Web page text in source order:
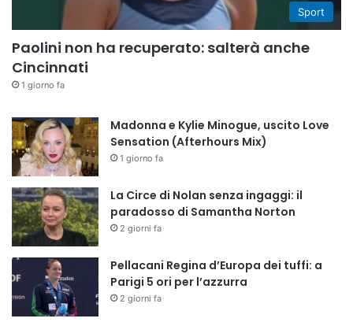
Sport
Paolini non ha recuperato: salterà anche
Cincinnati
1 giorno fa
Madonna e Kylie Minogue, uscito Love
Sensation (Afterhours Mix)
1 giorno fa
La Circe di Nolan senza ingaggi: il
paradosso di Samantha Norton
2 giorni fa
Pellacani Regina d’Europa dei tuffi: a
Parigi 5 ori per l’azzurra
2 giorni fa